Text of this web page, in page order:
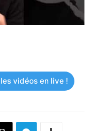
vidéos en live !